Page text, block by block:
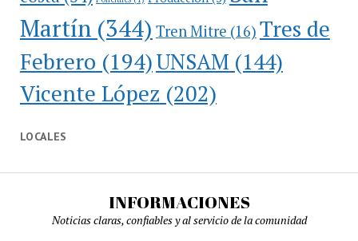
Martín(344) Tren Mitre (16) Tres de
Febrero (194)UNSAM (144)
Vicente López (202)
LOCALES
INFORMACIONES
Noticias claras, confiables y al servicio de la comunidad